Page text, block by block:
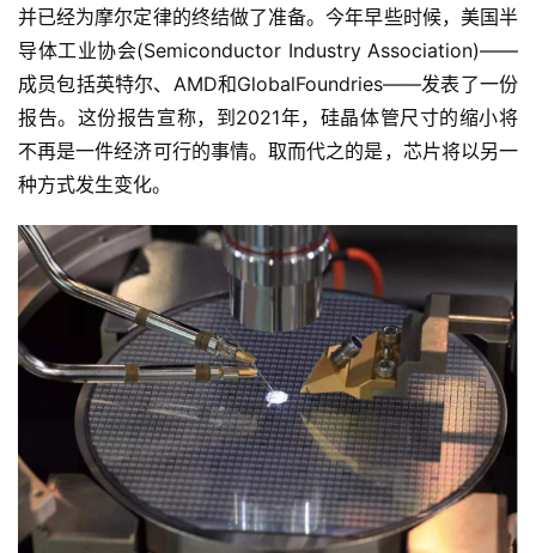
并已经为摩尔定律的终结做了准备。今年早些时候，美国半
导体工业协会(Semiconductor Industry Association)——
成员包括英特尔、AMD和GlobalFoundries——发表了一份
报告。这份报告宣称，到2021年，硅晶体管尺寸的缩小将
不再是一件经济可行的事情。取而代之的是，芯片将以另一
种方式发生变化。